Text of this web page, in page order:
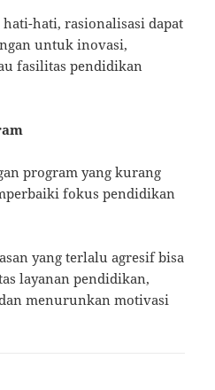
hati-hati, rasionalisasi dapat
untuk inovasi,
fasilitas pendidikan
program yang kurang
fokus pendidikan
yang terlalu agresif bisa
layanan pendidikan,
menurunkan motivasi